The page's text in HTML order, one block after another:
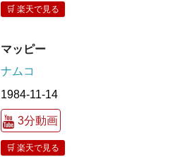
🛒 楽天で見る
マッピー
ナムコ
1984-11-14
3分動画
🛒 楽天で見る